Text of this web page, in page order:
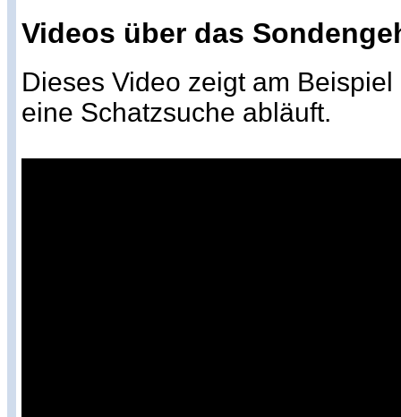
Videos über das
Dieses Video zeigt am
eine Schatzsuche abläuft.